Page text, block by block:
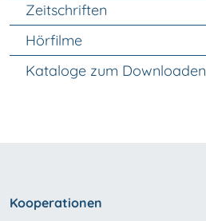
Zeitschriften
Hörfilme
Kataloge zum Downloaden
Kooperationen